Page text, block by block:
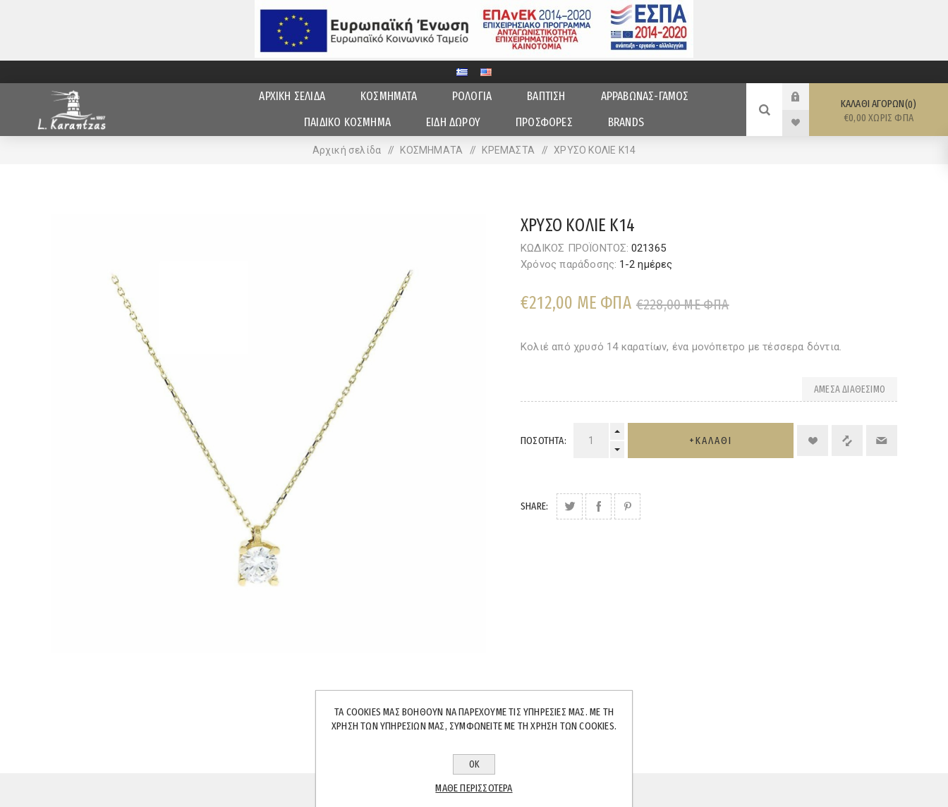
ΑΡΧΙΚΗ ΣΕΛΙΔΑ ΚΟΣΜΗΜΑΤΑ ΡΟΛΟΓΙΑ ΒΑΠΤΙΣΗ
ΑΡΡΑΒΩΝΑΣ-ΓΑΜΟΣ
ΠΑΙΔΙΚΟ ΚΟΣΜΗΜΑ
ΕΙΔΗ ΔΩΡΟΥ ΠΡΟΣΦΟΡΕΣ BRANDS
ΚΑΛΆΘΙ ΑΓΟΡΏΝ 0
€0,00 ΧΩΡΊΣ ΦΠΑ
Αρχική σελίδα / ΚΟΣΜΗΜΑΤΑ / ΚΡΕΜΑΣΤΑ / ΧΡΥΣΟ ΚΟΛΙΕ Κ14
ΧΡΥΣΟ ΚΟΛΙΕ Κ14
ΚΩΔΙΚΟΣ ΠΡΟΪΟΝΤΟΣ: 021365
Χρόνος παράδοσης: 1-2 ημέρες
€212,00 ΜΕ ΦΠΑ €228,00 ΜΕ ΦΠΑ
Κολιέ από χρυσό 14 καρατίων, ένα μονόπετρο με τέσσερα δόντια.
ΆΜΕΣΑ ΔΙΑΘΈΣΙΜΟ
ΠΟΣΌΤΗΤΑ:
SHARE:
ΤΑ COOKIES ΜΑΣ ΒΟΗΘΟΎΝ ΝΑ ΠΑΡΈΧΟΥΜΕ ΤΙΣ ΥΠΗΡΕΣΊΕΣ ΜΑΣ. ΜΕ ΤΗ
ΧΡΉΣΗ ΤΩΝ ΥΠΗΡΕΣΙΏΝ ΜΑΣ, ΣΥΜΦΩΝΕΊΤΕ ΜΕ ΤΗ ΧΡΉΣΗ ΤΩΝ COOKIES.
ΟΚ
ΜΆΘΕ ΠΕΡΙΣΣΌΤΕΡΑ